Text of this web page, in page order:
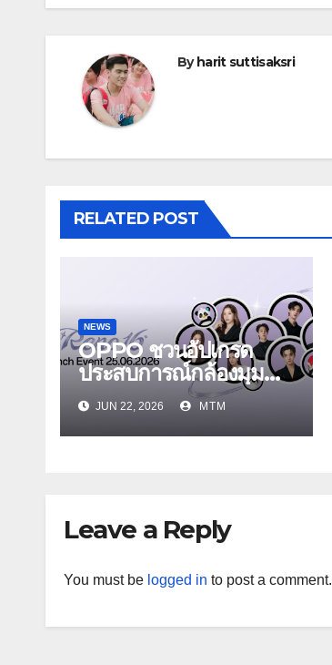
By harit suttisaksri
RELATED POST
NEWS
OPPO ชวนอัปเกรด
ประสบการณ์กล้องมุม
กว้างพิเศษ 50MP สมา
ร์ตโฟนเพื่อนซี้ เทรนดี้ทุ
กช็อต ในงาน OPPO
JUN 22, 2026 MTM
Leave a Reply
You must be logged in to post a comment.